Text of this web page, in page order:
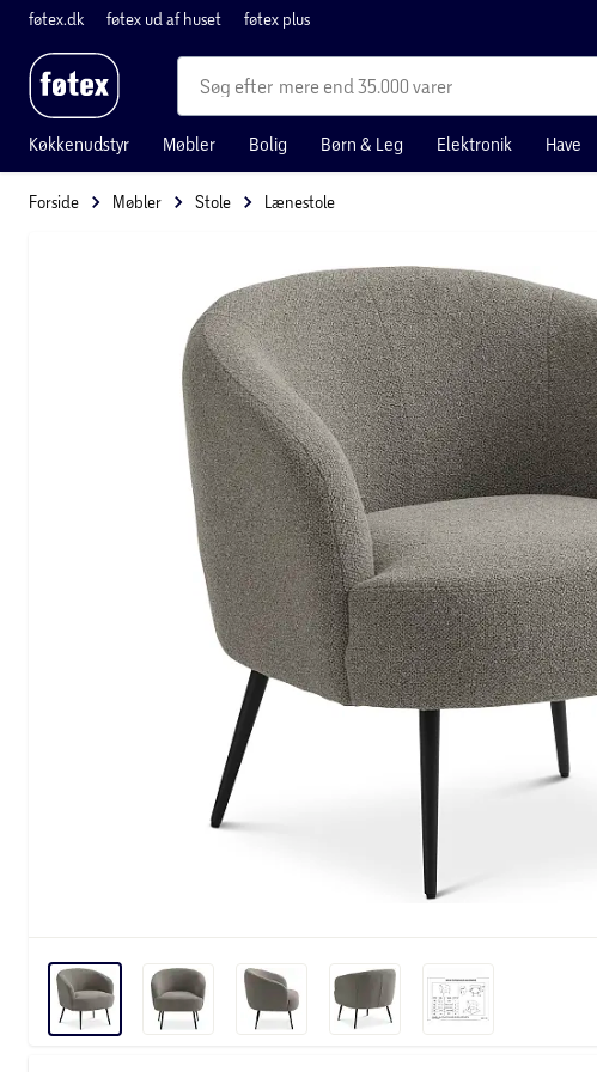
føtex.dk føtex ud af huset føtex plus
mere end 35.000 varer
Køkkenudstyr Møbler Bolig Børn & Leg Elektronik Have
Forside Møbler Stole Lænestole